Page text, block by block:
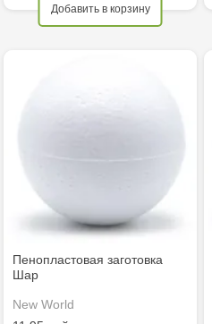
Добавить в корзину
Пенопластовая заготовка
Шар
New World